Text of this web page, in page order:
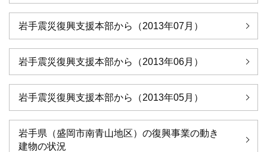
岩手震災復興支援本部から（2013年07月）
岩手震災復興支援本部から（2013年06月）
岩手震災復興支援本部から（2013年05月）
岩手県（盛岡市南青山地区）の復興事業の動き
建物の状況